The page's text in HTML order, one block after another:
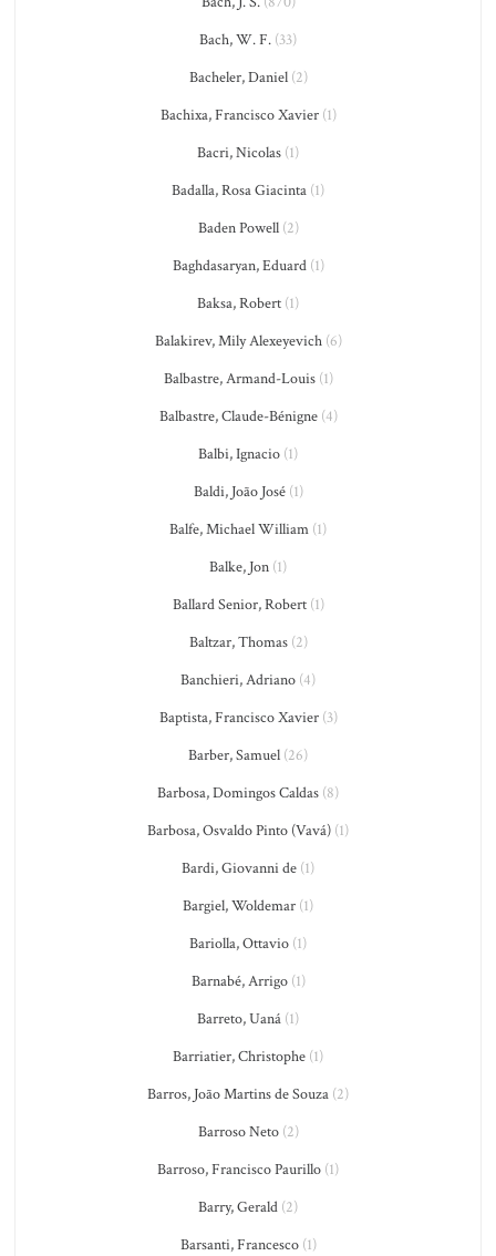
Bach, W. F. (33)
Bacheler, Daniel(2)
Bachixa, Francisco Xavier(1)
Bacri, Nicolas (1)
Badalla, Rosa Giacinta (1)
Baden Powell(2)
Baghdasaryan, Eduard(1)
Baksa, Robert (1)
Balakirev, Mily Alexeyevich(6)
Balbastre, Armand-Louis(1)
Balbastre, Claude-Bénigne(4)
Balbi, Ignacio (1)
Baldi, João José(1)
Balfe, Michael William (1)
Balke, Jon (1)
Ballard Senior, Robert(1)
Baltzar, Thomas(2)
Banchieri, Adriano (4)
Baptista, Francisco Xavier(3)
Barber, Samuel (26)
Barbosa, Domingos Caldas (8)
Barbosa, Osvaldo Pinto (Vavá) (1)
Bardi, Giovanni de (1)
Bargiel, Woldemar (1)
Bariolla, Ottavio (1)
Barnabé, Arrigo(1)
Barreto, Uaná (1)
Barriatier, Christophe (1)
Barros, João Martins de Souza (2)
Barroso Neto(2)
Barroso, Francisco Paurillo (1)
Barry, Gerald (2)
Barsanti, Francesco(1)